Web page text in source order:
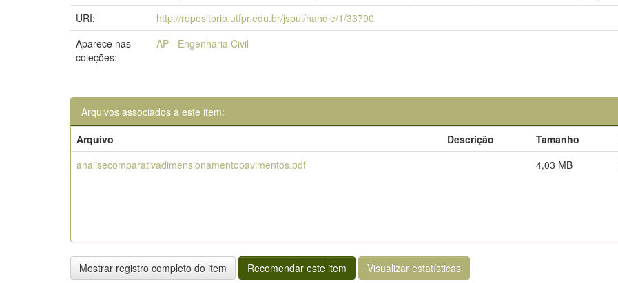
URI:
http://repositorio.utfpr.edu.br/jspui/handle/1/33790
Aparece nas
coleções:
AP - Engenharia Civil
Arquivos associados a este item:
Arquivo
Descrição Tamanho
analisecomparativadimensionamentopavimentos.pdf
4,03 MB
Mostrar registro completo do item Recomendar este item Visualizar estatísticas